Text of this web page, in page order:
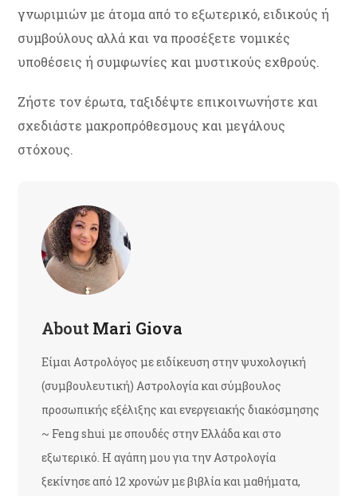
γνωριμιών με άτομα από το εξωτερικό, ειδικούς ή
συμβούλους αλλά και να προσέξετε νομικές
υποθέσεις ή συμφωνίες και μυστικούς εχθρούς.
Ζήστε τον έρωτα, ταξιδέψτε επικοινωνήστε και
σχεδιάστε μακροπρόθεσμους και μεγάλους
στόχους.
AboutMari Giova
Είμαι Αστρολόγος με ειδίκευση στην ψυχολογική
(συμβουλευτική) Αστρολογία και σύμβουλος
προσωπικής εξέλιξης και ενεργειακής διακόσμησης
~ Feng shui με σπουδές στην Ελλάδα και στο
εξωτερικό. Η αγάπη μου για την Αστρολογία
ξεκίνησε από 12 χρονών με βιβλία και μαθήματα,